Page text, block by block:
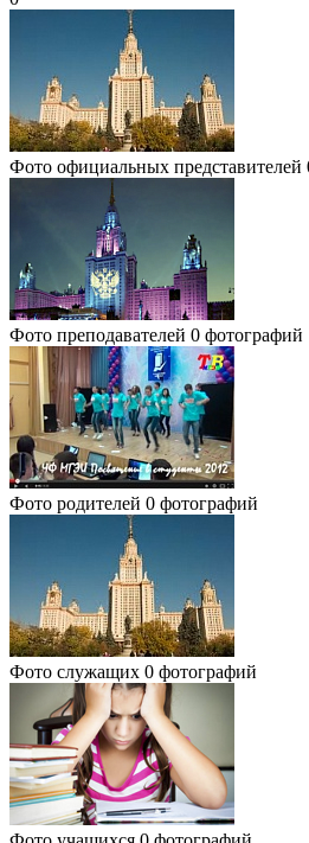
Фото официальных представителей
Фото преподавателей 0 фотографий
Фото родителей 0 фотографий
Фото служащих 0 фотографий